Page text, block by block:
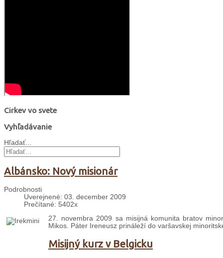
Cirkev vo svete
Vyhľadávanie
Hľadať...
Albánsko: Nový misionár
Podrobnosti
Uverejnené: 03. december 2009
Prečítané: 5402x
27. novembra 2009 sa misijná komunita bratov
Mikos. Páter Ireneusz prináleží do varšavskej
Misijný kurz v Belgicku